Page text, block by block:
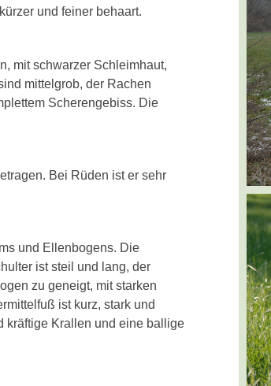
und feiner behaart.
mit schwarzer Schleimhaut,
mittelgrob, der Rachen
Scherengebiss. Die
Bei Rüden ist er sehr
und Ellenbogens. Die
ist steil und lang, der
zu geneigt, mit starken
ist kurz, stark und
kräftige Krallen und eine ballige